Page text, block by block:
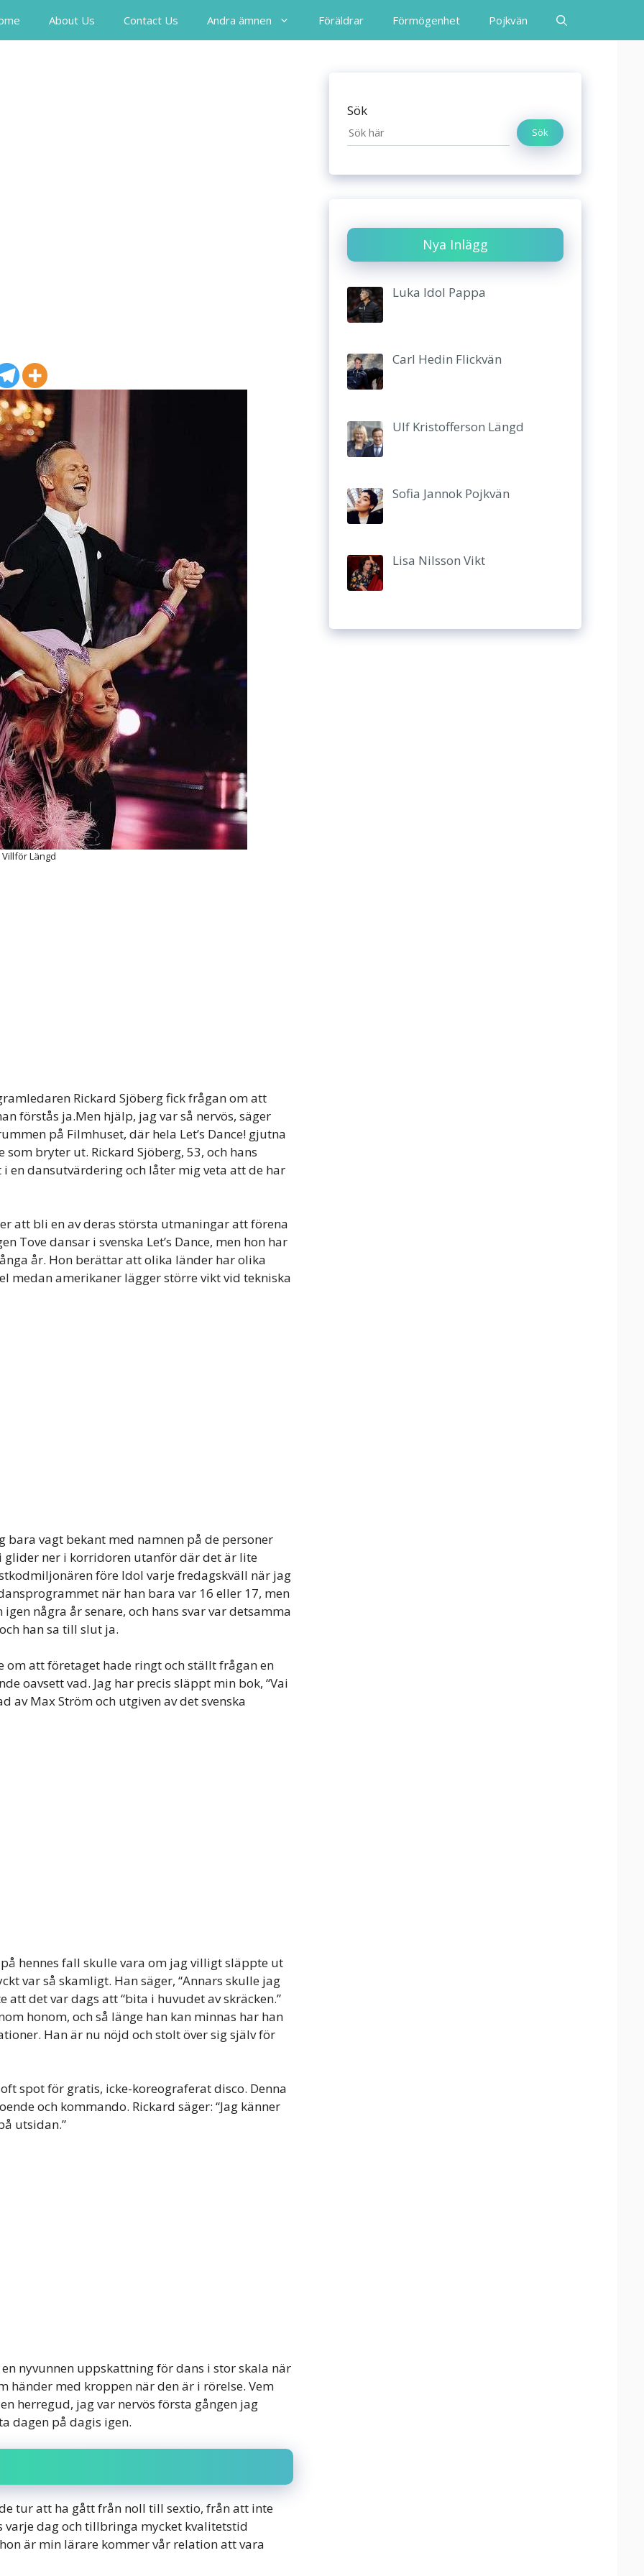
About Us Contact Us Andra ämnen Föräldrar Förmögenhet Pojkvän
Längd
Rickard Sjöberg fick frågan om att
förstås ja.Men hjälp, jag var så nervös, säger
på Filmhuset, där hela Let’s Dance! gjutna
bryter ut. Rickard Sjöberg, 53, och hans
en dansutvärdering och låter mig veta att de har
att bli en av deras största utmaningar att förena
Tove dansar i svenska Let’s Dance, men hon har
år. Hon berättar att olika länder har olika
medan amerikaner lägger större vikt vid tekniska
vagt bekant med namnen på de personer
glider ner i korridoren utanför där det är lite
före Idol varje fredagskväll när jag
när han bara var 16 eller 17, men
några år senare, och hans svar var detsamma
han sa till slut ja.
om att företaget hade ringt och ställt frågan en
oavsett vad. Jag har precis släppt min bok, “Vai
Max Ström och utgiven av det svenska
hennes fall skulle vara om jag villigt släppte ut
var så skamligt. Han säger, “Annars skulle jag
att det var dags att “bita i huvudet av skräcken.”
honom, och så länge han kan minnas har han
Han är nu nöjd och stolt över sig själv för
spot för gratis, icke-koreograferat disco. Denna
och kommando. Rickard säger: “Jag känner
utsidan.”
nyvunnen uppskattning för dans i stor skala när
händer med kroppen när den är i rörelse. Vem
herregud, jag var nervös första gången jag
dagen på dagis igen.
tur att ha gått från noll till sextio, från att inte
dag och tillbringa mycket kvalitetstid
är min lärare kommer vår relation att vara
Sök
Sök
Nya Inlägg
Luka Idol Pappa
Carl Hedin Flickvän
Ulf Kristofferson Längd
Sofia Jannok Pojkvän
Lisa Nilsson Vikt